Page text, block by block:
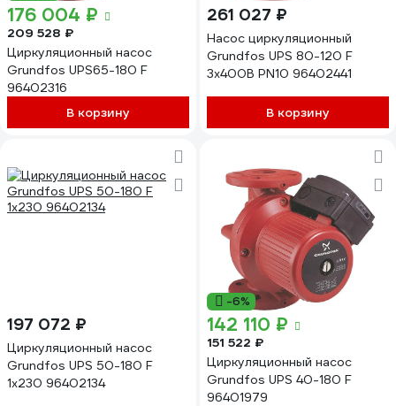
176 004 ₽
209 528 ₽
Циркуляционный насос
Grundfos UPS65-180 F
96402316
В корзину
261 027 ₽
Насос циркуляционный
Grundfos UPS 80-120 F
3х400В PN10 96402441
В корзину
197 072 ₽
Циркуляционный насос
Grundfos UPS 50-180 F
1x230 96402134
-6%
142 110 ₽
151 522 ₽
Циркуляционный насос
Grundfos UPS 40-180 F
96401979